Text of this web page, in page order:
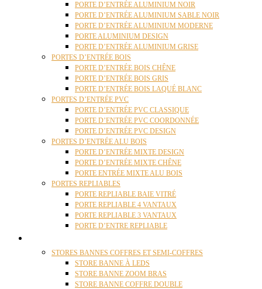
PORTE D’ENTRÉE ALUMINIUM NOIR
PORTE D’ENTRÉE ALUMINIUM SABLE NOIR
PORTE D’ENTRÉE ALUMINIUM MODERNE
PORTE ALUMINIUM DESIGN
PORTE D’ENTRÉE ALUMINIUM GRISE
PORTES D’ENTRÉE BOIS
PORTE D’ENTRÉE BOIS CHÊNE
PORTE D’ENTRÉE BOIS GRIS
PORTE D’ENTRÉE BOIS LAQUÉ BLANC
PORTES D’ENTRÉE PVC
PORTE D’ENTRÉE PVC CLASSIQUE
PORTE D’ENTRÉE PVC COORDONNÉE
PORTE D’ENTRÉE PVC DESIGN
PORTES D’ENTRÉE ALU BOIS
PORTE D’ENTRÉE MIXTE DESIGN
PORTE D’ENTRÉE MIXTE CHÊNE
PORTE ENTRÉE MIXTE ALU BOIS
PORTES REPLIABLES
PORTE REPLIABLE BAIE VITRÉ
PORTE REPLIABLE 4 VANTAUX
PORTE REPLIABLE 3 VANTAUX
PORTE D’ENTRE REPLIABLE
STORES BANNES COFFRES ET SEMI-COFFRES
STORE BANNE À LEDS
STORE BANNE ZOOM BRAS
STORE BANNE COFFRE DOUBLE